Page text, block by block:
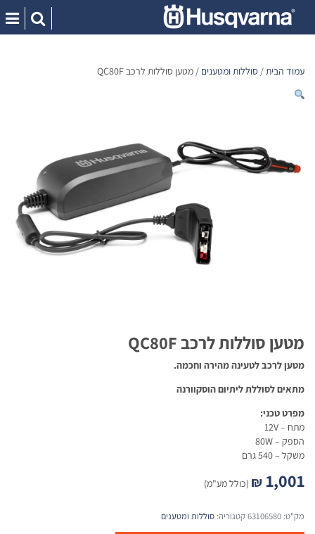
content
עמוד הבית/ סוללות ומטענים / מטען סוללות לרכב QC80F
מטען סוללות לרכב QC80F
מטען לרכב לטעינה מהירה וחכמה.
מתאים לסוללת ליתיום הוסקוורנה
מפרט טכני:
מתח – 12V
הספק – 80W
משקל – 540 גרם
₪ 1,001 (כולל מע"מ)
מק"ט: 63106580קטגוריה: סוללות ומטענים